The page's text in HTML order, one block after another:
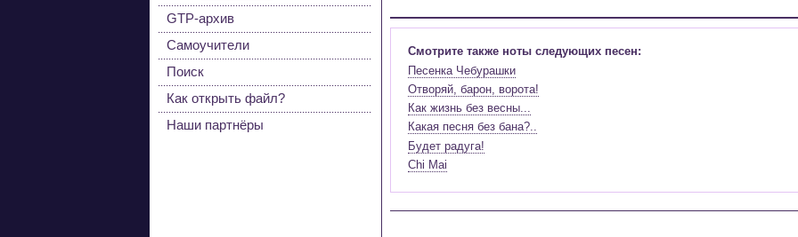
Смотрите также ноты следующих песен:
Песенка Чебурашки
Отворяй, барон, ворота!
Как жизнь без весны...
Какая песня без бана?..
Будет радуга!
Chi Mai
GTP-архив
Самоучители
Поиск
Как открыть файл?
Наши партнёры